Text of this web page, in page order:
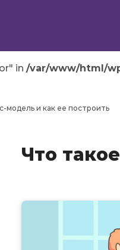
in /var/www/html/
модель и как ее построить
Что